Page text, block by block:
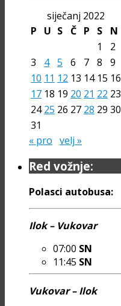
siječanj 2022
P
U S Č P S
N
1
2
3
4 5 6 7 8
9
10 11 12 13 14 15 16
17 18 19 20 21 22 23
24 25 26 27 28 29 30
31
« pro velj »
Red vožnje:
Polasci autobusa:
Ilok – Vukovar
07:00 SN
11:45 SN
Vukovar – Ilok